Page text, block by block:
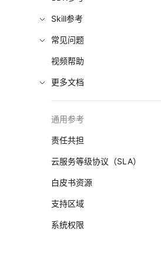
Skill参考
常见问题
视频帮助
更多文档
通用参考
责任共担
云服务等级协议（SLA）
白皮书资源
支持区域
系统权限